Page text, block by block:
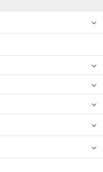
レディース
お歳暮
ジルスチュアート
SK-Ⅱ
新宿高野
ママ＆キッズ
五月人形